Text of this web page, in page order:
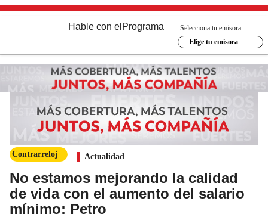
Hable con el Programa
Selecciona tu emisora
Elige tu emisora
Contrarreloj Actualidad
No estamos mejorando la calidad
de vida con el aumento del salario
mínimo: Petro